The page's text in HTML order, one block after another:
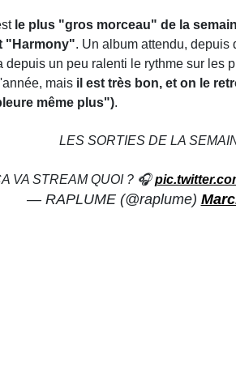
le plus "gros morceau" de la
"Harmony". Un album attendu, depuis
depuis un peu ralenti le rythme sur les
mais il est très bon, et on le
même plus").
LES SORTIES DE LA
VA STREAM QUOI ? 🎧
— RAPLUME (@raplume)